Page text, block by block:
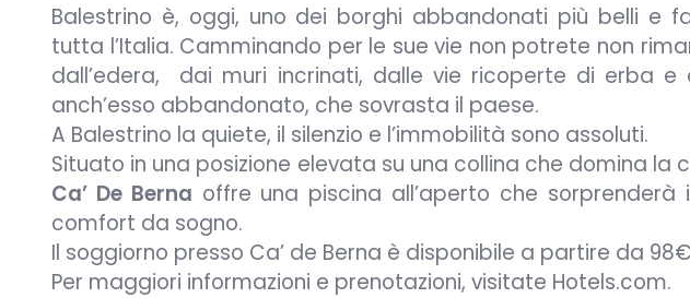
Balestrino è, oggi, uno dei borghi abbandonati più belli e
tutta l’Italia. Camminando per le sue vie non potrete non
dall’edera, dai muri incrinati, dalle vie ricoperte di erba e
anch’esso abbandonato, che sovrasta il paese.
A Balestrino la quiete, il silenzio e l’immobilità sono assoluti.
Situato in una posizione elevata su una collina che domina la
Ca’ De Berna offre una piscina all’aperto che
comfort da sogno.
Il soggiorno presso Ca’ de Berna è disponibile a partire da
Per maggiori informazioni e prenotazioni, visitate Hotels.com.